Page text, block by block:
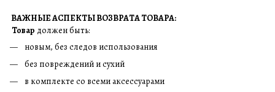
ВАЖНЫЕ АСПЕКТЫ ВОЗВРАТА ТОВАРА:
Товар должен быть:
новым, без следов использования
без повреждений и сухий
в комплекте со всеми аксессуарами